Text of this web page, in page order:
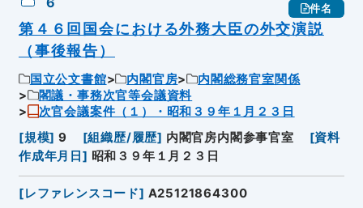
件名
第４６回国会における外務大臣の外交演説
（事後報告）
国立公文書館 内閣官房
内閣総務官室関係
閣議・事務次官等会議資料
次官会議案件（１）・昭和３９年１月２３日
[規模] 9 [組織歴/履歴] 内閣官房内閣参事官室 [資料
作成年月日 ] 昭和３９年１月２３日
[レファレンスコード] A25121864300